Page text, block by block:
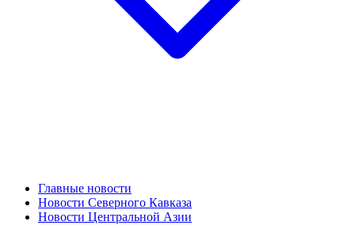
Главные новости
Новости Северного Кавказа
Новости Центральной Азии